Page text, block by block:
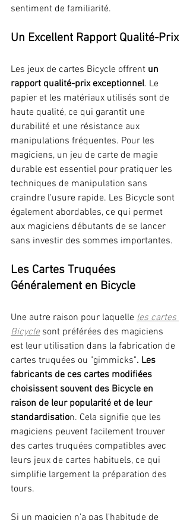
sentiment de familiarité.
Un Excellent Rapport Qualité-Prix
Les jeux de cartes Bicycle offrent un
rapport qualité-prix exceptionnel. Le
papier et les matériaux utilisés sont de
haute qualité, ce qui garantit une
durabilité et une résistance aux
manipulations fréquentes. Pour les
magiciens, un jeu de carte de magie
durable est essentiel pour pratiquer les
techniques de manipulation sans
craindre l'usure rapide. Les Bicycle sont
également abordables, ce qui permet
aux magiciens débutants de se lancer
sans investir des sommes importantes.
Les Cartes Truquées
Généralement en Bicycle
Une autre raison pour laquelle les cartes
Bicycle sont préférées des magiciens
est leur utilisation dans la fabrication de
cartes truquées ou "gimmicks". Les
fabricants de ces cartes modifiées
choisissent souvent des Bicycle en
raison de leur popularité et de leur
standardisation. Cela signifie que les
magiciens peuvent facilement trouver
des cartes truquées compatibles avec
leurs jeux de cartes habituels, ce qui
simplifie largement la préparation des
tours.
Si un magicien n'a pas l'habitude de